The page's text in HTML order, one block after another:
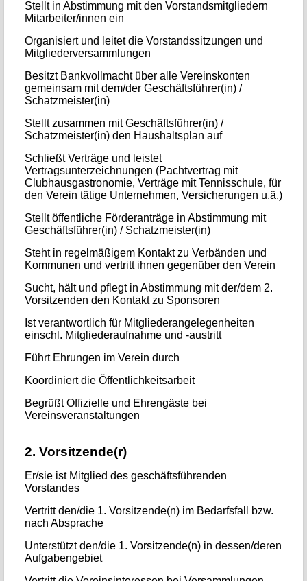
Stellt in Abstimmung mit den Vorstandsmitgliedern
Mitarbeiter/innen ein
Organisiert und leitet die Vorstandssitzungen und
Mitgliederversammlungen
Besitzt Bankvollmacht über alle Vereinskonten
gemeinsam mit dem/der Geschäftsführer(in) /
Schatzmeister(in)
Stellt zusammen mit Geschäftsführer(in) /
Schatzmeister(in) den Haushaltsplan auf
Schließt Verträge und leistet
Vertragsunterzeichnungen (Pachtvertrag mit
Clubhausgastronomie, Verträge mit Tennisschule, für
den Verein tätige Unternehmen, Versicherungen u.ä.)
Stellt öffentliche Förderanträge in Abstimmung mit
Geschäftsführer(in) / Schatzmeister(in)
Steht in regelmäßigem Kontakt zu Verbänden und
Kommunen und vertritt ihnen gegenüber den Verein
Sucht, hält und pflegt in Abstimmung mit der/dem 2.
Vorsitzenden den Kontakt zu Sponsoren
Ist verantwortlich für Mitgliederangelegenheiten
einschl. Mitgliederaufnahme und -austritt
Führt Ehrungen im Verein durch
Koordiniert die Öffentlichkeitsarbeit
Begrüßt Offizielle und Ehrengäste bei
Vereinsveranstaltungen
2. Vorsitzende(r)
Er/sie ist Mitglied des geschäftsführenden
Vorstandes
Vertritt den/die 1. Vorsitzende(n) im Bedarfsfall bzw.
nach Absprache
Unterstützt den/die 1. Vorsitzende(n) in dessen/deren
Aufgabengebiet